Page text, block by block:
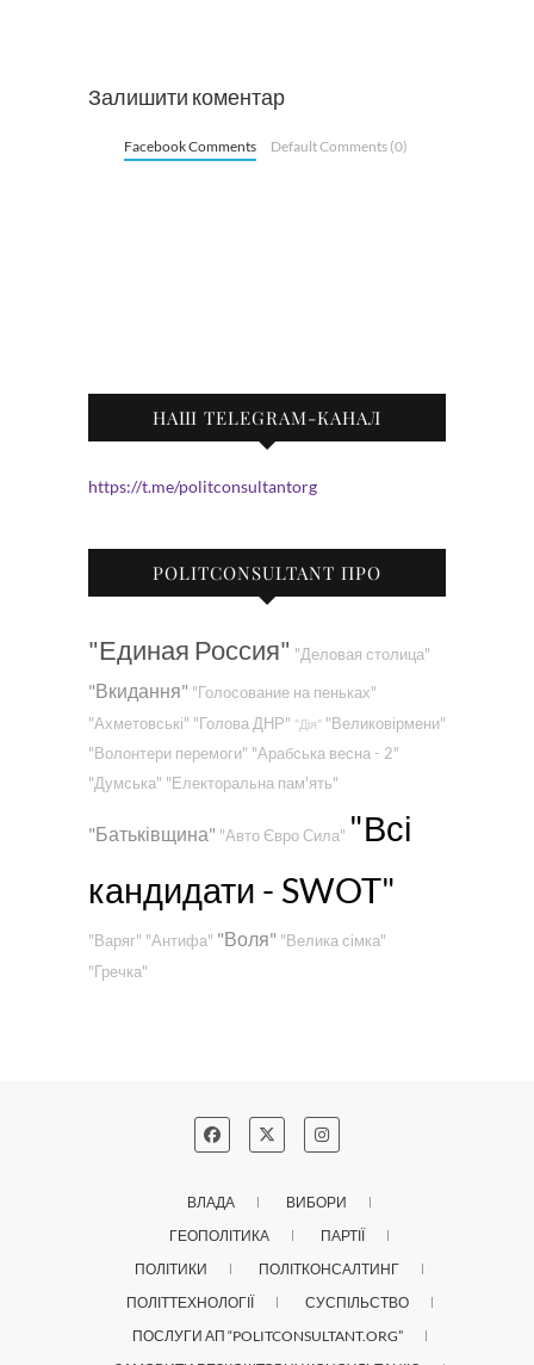
Залишити коментар
Facebook Comments Default Comments (0)
НАШ TELEGRAM-КАНАЛ
https://t.me/politconsultantorg
POLITCONSULTANT ПРО
"Единая Россия" "Деловая столица"
"Вкидання" "Голосование на пеньках"
"Ахметовські" "Голова ДНР" "Дія" "Великовірмени"
"Волонтери перемоги" "Арабська весна - 2"
"Думська" "Електоральна пам'ять"
"Батьківщина" "Авто Євро Сила" "Всі
кандидати - SWOT"
"Варяг" "Антифа" "Воля" "Велика сімка"
"Гречка"
ВЛАДА
ВИБОРИ
ГЕОПОЛІТИКА
ПАРТІЇ
ПОЛІТИКИ
ПОЛІТКОНСАЛТИНГ
ПОЛІТТЕХНОЛОГІЇ
СУСПІЛЬСТВО
ПОСЛУГИ АП “POLITCONSULTANT.ORG”